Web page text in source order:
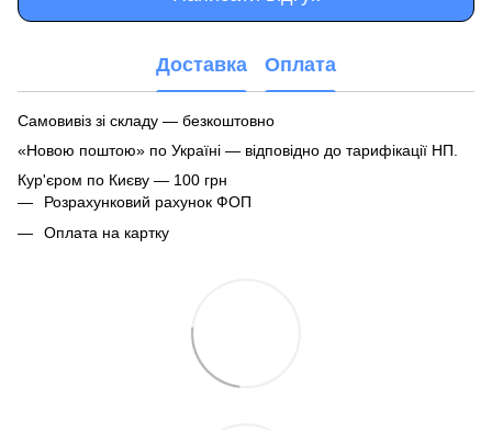
Доставка Оплата
Самовивіз зі складу — безкоштовно
«Новою поштою» по Україні — відповідно до тарифікації НП.
Кур'єром по Києву — 100 грн
Розрахунковий рахунок ФОП
Оплата на картку